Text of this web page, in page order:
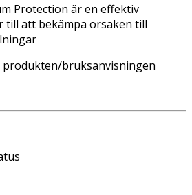
Protection är en effektiv
till att bekämpa orsaken till
produkten/bruksanvisningen